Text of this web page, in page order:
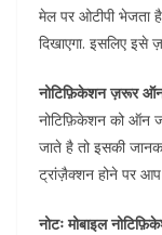
मेल पर ओटीपी भेजता
दिखाएगा. इसलिए इसे
नोटिफ़िकेशन ज़रूर
नोटिफ़िकेशन को ऑन
जाते है तो इसकी
ट्रांज़ैक्शन होने पर
नोटः मोबाइल